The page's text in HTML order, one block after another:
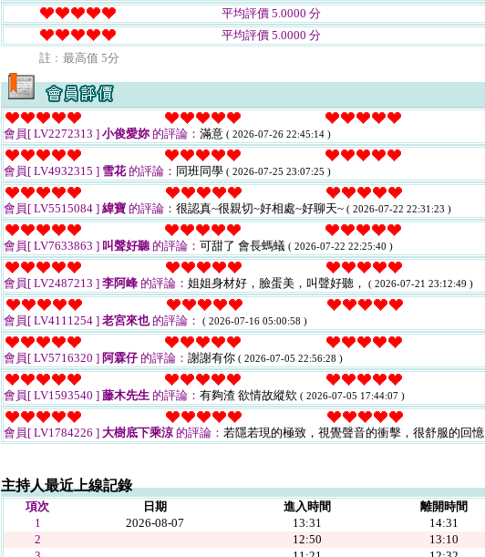
平均評價 5.0000 分
平均評價 5.0000 分
註﹕最高值 5分
會員[ LV2272313 ] 小俊愛妳的評論： 滿意 ( 2026-07-26 22:45:14 )
會員[ LV4932315 ] 雪花的評論： 同班同學 ( 2026-07-25 23:07:25 )
會員[ LV5515084 ] 緯寶 的評論： 很認真~很親切~好相處~好聊天~ ( 2026-07-22 22:31:23 )
會員[ LV7633863 ] 叫聲好聽的評論： 可甜了 會長螞蟻 ( 2026-07-22 22:25:40 )
會員[ LV2487213 ] 李阿峰 的評論： 姐姐身材好，臉蛋美，叫聲好聽， ( 2026-07-21 23:12:49 )
會員[ LV4111254 ] 老宮來也的評論： ( 2026-07-16 05:00:58 )
會員[ LV5716320 ] 阿霖仔的評論： 謝謝有你 ( 2026-07-05 22:56:28 )
會員[ LV1593540 ] 藤木先生 的評論： 有夠渣 欲情故縱欸 ( 2026-07-05 17:44:07 )
會員[ LV1784226 ] 大樹底下乘涼 的評論： 若隱若現的極致，視覺聲音的衝擊，很舒服的回憶
主持人最近上線記錄
項次 日期 進入時間 離開時間
1
2026-08-07 13:31 14:31
2
12:50 13:10